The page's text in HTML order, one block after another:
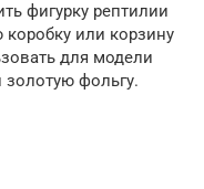
фигурку рептилии
коробку или корзину
для модели
золотую фольгу.